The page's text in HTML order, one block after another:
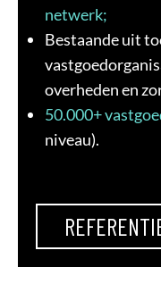
netwerk;
Bestaande uit
overheden en
50.000+
niveau).